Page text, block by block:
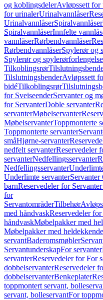
og koblingsdelerAvløpssett for
for urinalerUrinalvannlåser
UrinalvannlåserSpiralvannlåser
SpiralvannlåserInnfelte
vannlåserRørbendvannlåser
RørbendvannlåserSpylerør og
Spylerør og
Tilkoblingsrør
TilslutningsbenderAvløpssett
bidéTilkoblingsrør
for SveiseenderServanter og
for ServanterDoble servanter
servanterMøbelservanter
MøbelservanterToppmonterte
Toppmonterte servanter
småHjørne-servanter
nedfelt servanterReservedeler
servanterNedfellingsservanter
Nedfellingsservanter
Underlimte servanterServanter
barnReservedeler for
for
ServantområderTilbehør
med håndvaskReservedeler
håndvaskMøbelpakker med
Møbelpakker med heldekkende
servantBaderomsmøbler
ServantunderskapFor servanter
servanterReservedeler for For
dobbelservanterReservedeler
dobbelservanterBenkeplater
toppmontert servant,
servant, bolleservantFor